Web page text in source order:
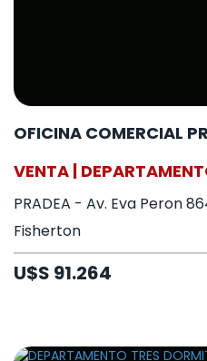
OFICINA COMERCIAL
VENTA |
PRADEA - Av. Eva Peron
Fisherton
U$S 91.264